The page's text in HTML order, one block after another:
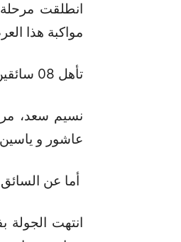
انطلقت
مواكبة هذا
تأهل 08 سائقين إلى المرحلة الأخيرة من جملة 13 وهم كالتالي:
نسيم سعد،
عاشور و
أما عن